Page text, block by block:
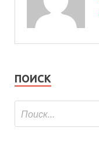
ПОИСК